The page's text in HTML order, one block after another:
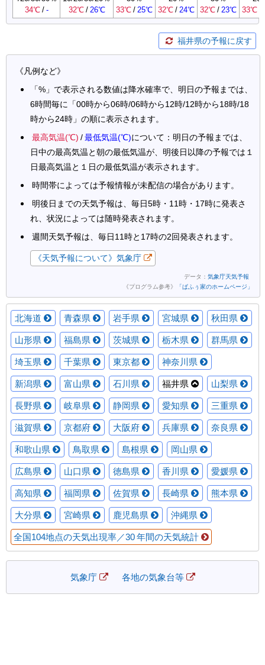
福井県の予報に戻す
《凡例など》
「%」で表示される数値は降水確率で、明日の予報までは、
6時間毎に「00時から06時/06時から12時/12時から18時/18
時から24時」の順に表示されます。
最高気温(℃) /最低気温(℃)について：明日の予報までは、
日中の最高気温と朝の最低気温が、明後日以降の予報では１
日最高気温と１日の最低気温が表示されます。
時間帯によっては予報情報が未配信の場合があります。
明後日までの天気予報は、毎日5時・11時・17時に発表さ
れ、状況によっては随時発表されます。
週間天気予報は、毎日11時と17時の2回発表されます。
《天気予報について》気象庁
データ： 気象庁天気予報
《プログラム参考》
「ぱふぅ家のホームページ」
北海道 青森県 岩手県 宮城県 秋田県
山形県 福島県 茨城県 栃木県 群馬県
埼玉県 千葉県 東京都 神奈川県
新潟県 富山県 石川県 福井県 山梨県
長野県 岐阜県 静岡県 愛知県 三重県
滋賀県 京都府 大阪府 兵庫県 奈良県
和歌山県 鳥取県 島根県 岡山県
広島県 山口県 徳島県 香川県 愛媛県
高知県 福岡県 佐賀県 長崎県 熊本県
大分県 宮崎県 鹿児島県 沖縄県
全国104地点の天気出現率／30 年間の天気統計
気象庁 各地の気象台等